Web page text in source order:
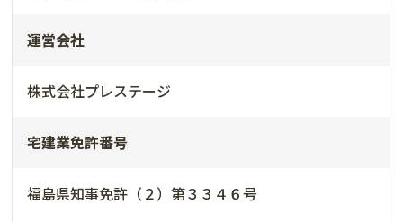
運営会社
株式会社プレステージ
宅建業免許番号
福島県知事免許（２）第３３４６号